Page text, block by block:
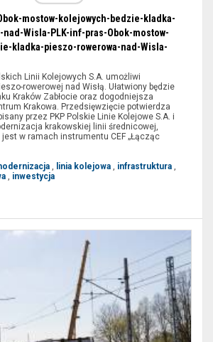
Ireneusz,
Adamczyk
Andrzej,
list
kładka
pieszo-
rowerowa
mostow-kolejowych-bedzie-kladka-
Wisla-PLK-inf-pras-Obok-mostow-
kladka-pieszo-rowerowa-nad-Wisla-
Linii Kolejowych S.A. umożliwi
rowerowej nad Wisłą. Ułatwiony będzie
Kraków Zabłocie oraz dogodniejsza
Krakowa. Przedsięwzięcie potwierdza
przez PKP Polskie Linie Kolejowe S.A. i
krakowskiej linii średnicowej,
jest w ramach instrumentu CEF „Łącząc
, linia kolejowa , infrastruktura ,
, inwestycja